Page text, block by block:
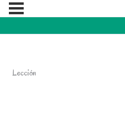
Lección